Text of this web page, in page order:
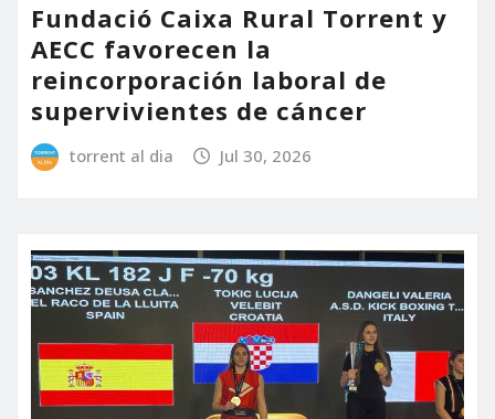
Fundació Caixa Rural Torrent y
AECC favorecen la
reincorporación laboral de
supervivientes de cáncer
torrent al dia Jul 30, 2026